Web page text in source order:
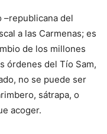
–republicana del
a las Carmenas; es
de los millones
órdenes del Tío Sam,
no se puede ser
sátrapa, o
acoger.